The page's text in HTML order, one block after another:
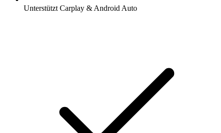
Unterstützt Carplay & Android Auto